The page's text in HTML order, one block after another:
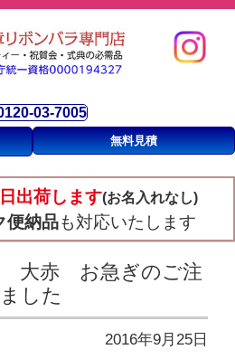
03-7005
無料見積
出荷します(お名入れなし)
便納品も対応いたします
大赤 お急ぎのご注
した
2016年9月25日